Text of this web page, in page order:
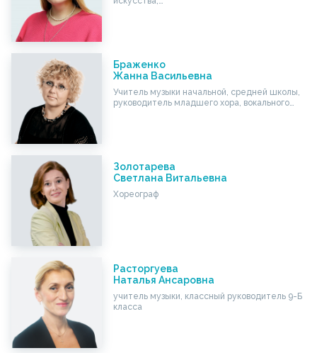
Браженко
Жанна Васильевна
Учитель музыки начальной, средней школы,
руководитель младшего хора, вокального…
Золотарева
Светлана Витальевна
Хореограф
Расторгуева
Наталья Ансаровна
учитель музыки, классный руководитель 9-Б
класса